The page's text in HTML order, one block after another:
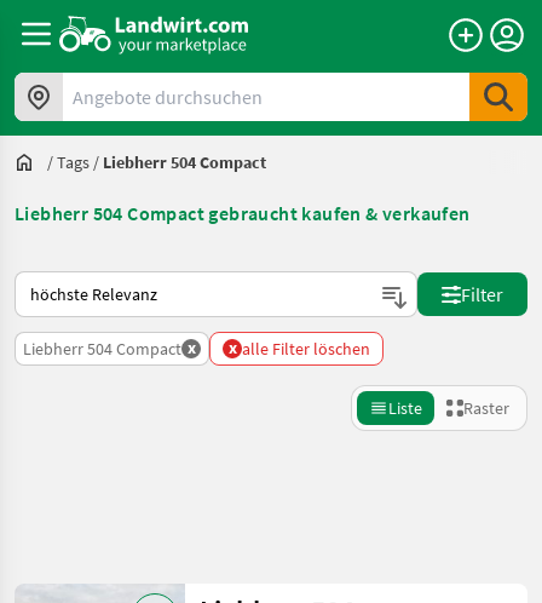
Angebote durchsuchen
/Tags / Liebherr 504 Compact
Liebherr 504 Compact gebraucht kaufen & verkaufen
So wird auf Landwirt.com sortiert
Filter
Liebherr 504 Compact x x alle Filter löschen
Liste Raster